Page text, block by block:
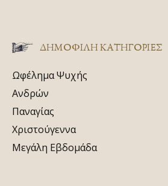
ΔΗΜΟΦΙΛΗ ΚΑΤΗΓΟΡΙΕΣ
Ωφέλημα Ψυχής
Ανδρών
Παναγίας
Χριστούγεννα
Μεγάλη Εβδομάδα